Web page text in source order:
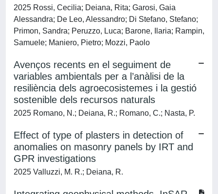
2025 Rossi, Cecilia; Deiana, Rita; Garosi, Gaia
Alessandra; De Leo, Alessandro; Di Stefano, Stefano;
Primon, Sandra; Peruzzo, Luca; Barone, Ilaria; Rampin,
Samuele; Maniero, Pietro; Mozzi, Paolo
Avenços recents en el seguiment de
variables ambientals per a l’anàlisi de la
resiliència dels agroecosistemes i la gestió
sostenible dels recursos naturals
2025 Romano, N.; Deiana, R.; Romano, C.; Nasta, P.
Effect of type of plasters in detection of
anomalies on masonry panels by IRT and
GPR investigations
2025 Valluzzi, M. R.; Deiana, R.